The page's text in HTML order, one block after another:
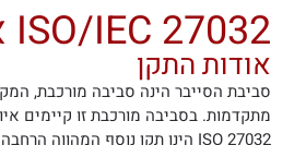
ISO/IEC 27032 אבטחת סייבר
אודות התקן
סביבת הסייבר הינה סביבה מורכבת,
מתקדמות. בסביבה מורכבת זו קיימים